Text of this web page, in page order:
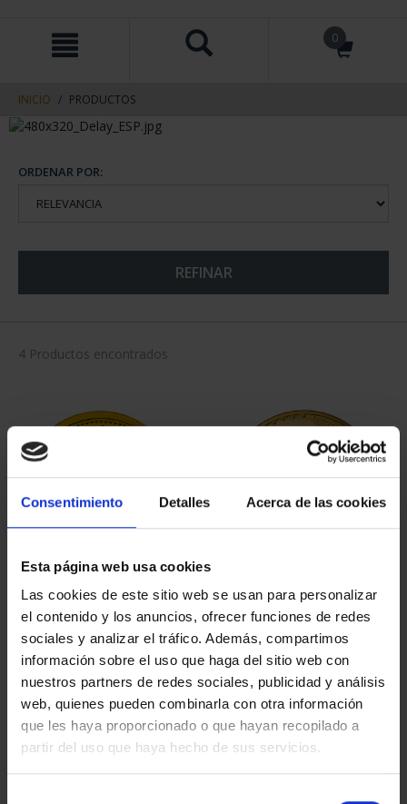
Consentimiento Detalles Acerca de las cookies
Esta página web usa cookies
Las cookies de este sitio web se usan para personalizar
el contenido y los anuncios, ofrecer funciones de redes
sociales y analizar el tráfico. Además, compartimos
información sobre el uso que haga del sitio web con
nuestros partners de redes sociales, publicidad y análisis
web, quienes pueden combinarla con otra información
que les haya proporcionado o que hayan recopilado a
partir del uso que haya hecho de sus servicios.
contenido
navegacin
0
INICIO PRODUCTOS
ORDENAR POR:
REFINAR
4 Productos encontrados
JOYAS NUMISMATICAS
IX (2019) CASA DE AUS...
245,00 €
BICENTENARIO PRADO
2 ESCUDOS PASITELES
1.245,00 €